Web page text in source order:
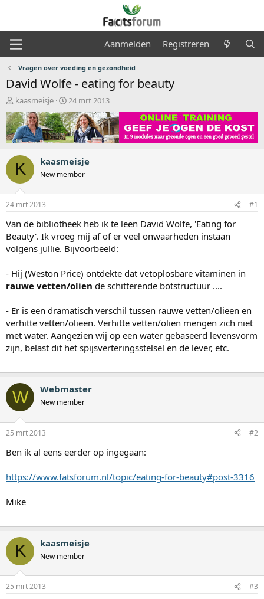
Aanmelden Registreren
Vragen over voeding en gezondheid
David Wolfe - eating for beauty
O
n
d
e
r
w
e
r
p
s
t
r
t
e
kaasmeisje
S
t
a
r
t
a
t
m
24 mrt 2013
K kaasmeisje
New member
24 mrt 2013 #1
Van de bibliotheek heb ik te leen David Wolfe, 'Eating for
Beauty'. Ik vroeg mij af of er veel onwaarheden instaan
volgens jullie. Bijvoorbeeld:
- Hij (Weston Price) ontdekte dat vetoplosbare vitaminen in
rauwe vetten/olien de schitterende botstructuur ....
- Er is een dramatisch verschil tussen rauwe vetten/olieen en
verhitte vetten/olieen. Verhitte vetten/olien mengen zich niet
met water. Aangezien wij op een water gebaseerd levensvorm
zijn, belast dit het spijsverteringsstelsel en de lever, etc.
W Webmaster
New member
25 mrt 2013 #2
Ben ik al eens eerder op ingegaan:
https://www.fatsforum.nl/topic/eating-for-beauty#post-3316
Mike
K kaasmeisje
New member
25 mrt 2013 #3